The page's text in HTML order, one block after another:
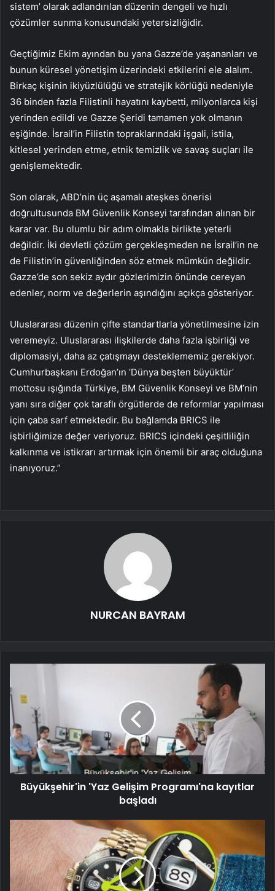
sistem’ olarak adlandırılan düzenin dengeli ve hızlı
çözümler sunma konusundaki yetersizliğidir.
Geçtiğimiz Ekim ayından bu yana Gazze’de yaşananları ve
bunun küresel yönetişim üzerindeki etkilerini ele alalım.
Birkaç kişinin ikiyüzlülüğü ve stratejik körlüğü nedeniyle
36 binden fazla Filistinli hayatını kaybetti, milyonlarca kişi
yerinden edildi ve Gazze Şeridi tamamen yok olmanın
eşiğinde. İsrail’in Filistin topraklarındaki işgali, istila,
kitlesel yerinden etme, etnik temizlik ve savaş suçları ile
genişlemektedir.
Son olarak, ABD’nin üç aşamalı ateşkes önerisi
doğrultusunda BM Güvenlik Konseyi tarafından alınan bir
karar var. Bu olumlu bir adım olmakla birlikte yeterli
değildir. İki devletli çözüm gerçekleşmeden ne İsrail’in ne
de Filistin’in güvenliğinden söz etmek mümkün değildir.
Gazze’de son sekiz aydır gözlerimizin önünde cereyan
edenler, norm ve değerlerin aşındığını açıkça gösteriyor.
Uluslararası düzenin çifte standartlarla yönetilmesine izin
veremeyiz. Uluslararası ilişkilerde daha fazla işbirliği ve
diplomasiyi, daha az çatışmayı desteklememiz gerekiyor.
Cumhurbaşkanı Erdoğan’ın ‘Dünya beşten büyüktür’
mottosu ışığında Türkiye, BM Güvenlik Konseyi ve BM’nin
yanı sıra diğer çok taraflı örgütlerde de reformlar yapılması
için çaba sarf etmektedir. Bu bağlamda BRICS ile
işbirliğimize değer veriyoruz. BRICS içindeki çeşitliliğin
kalkınma ve istikrarı artırmak için önemli bir araç olduğuna
inanıyoruz.”
NURCAN BAYRAM
Büyükşehir'in 'Yaz Gelişim Programı'na kayıtlar
başladı